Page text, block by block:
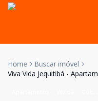
Home
Buscar imóvel
Viva Vida Jequitibá -